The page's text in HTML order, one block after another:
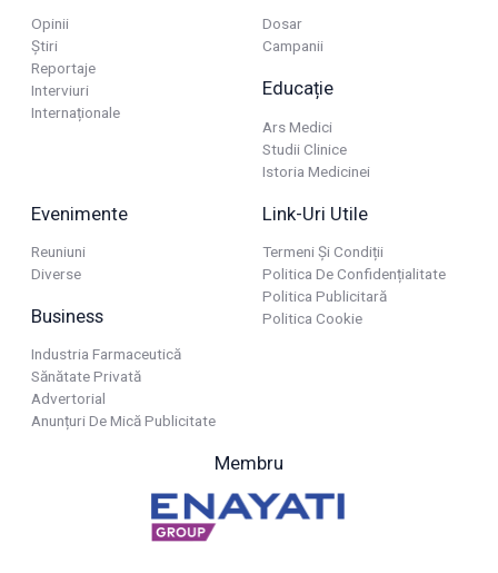
Opinii
Știri
Reportaje
Interviuri
Internaționale
Dosar
Campanii
Educație
Ars Medici
Studii Clinice
Istoria Medicinei
Evenimente
Reuniuni
Diverse
Business
Industria Farmaceutică
Sănătate Privată
Advertorial
Anunțuri De Mică Publicitate
Link-Uri Utile
Termeni Și Condiții
Politica De Confidențialitate
Politica Publicitară
Politica Cookie
Membru